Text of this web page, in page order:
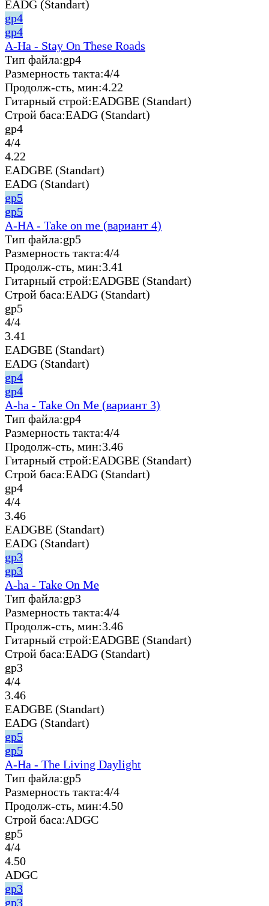
EADG (Standart)
gp4
gp4
A-Ha - Stay On These Roads
Тип файла:gp4
Размерность такта:4/4
Продолж-сть, мин:4.22
Гитарный строй:EADGBE (Standart)
Строй баса:EADG (Standart)
gp4
4/4
4.22
EADGBE (Standart)
EADG (Standart)
gp5
gp5
A-HA - Take on me (вариант 4)
Тип файла:gp5
Размерность такта:4/4
Продолж-сть, мин:3.41
Гитарный строй:EADGBE (Standart)
Строй баса:EADG (Standart)
gp5
4/4
3.41
EADGBE (Standart)
EADG (Standart)
gp4
gp4
A-ha - Take On Me (вариант 3)
Тип файла:gp4
Размерность такта:4/4
Продолж-сть, мин:3.46
Гитарный строй:EADGBE (Standart)
Строй баса:EADG (Standart)
gp4
4/4
3.46
EADGBE (Standart)
EADG (Standart)
gp3
gp3
A-ha - Take On Me
Тип файла:gp3
Размерность такта:4/4
Продолж-сть, мин:3.46
Гитарный строй:EADGBE (Standart)
Строй баса:EADG (Standart)
gp3
4/4
3.46
EADGBE (Standart)
EADG (Standart)
gp5
gp5
A-Ha - The Living Daylight
Тип файла:gp5
Размерность такта:4/4
Продолж-сть, мин:4.50
Строй баса:ADGC
gp5
4/4
4.50
ADGC
gp3
gp3